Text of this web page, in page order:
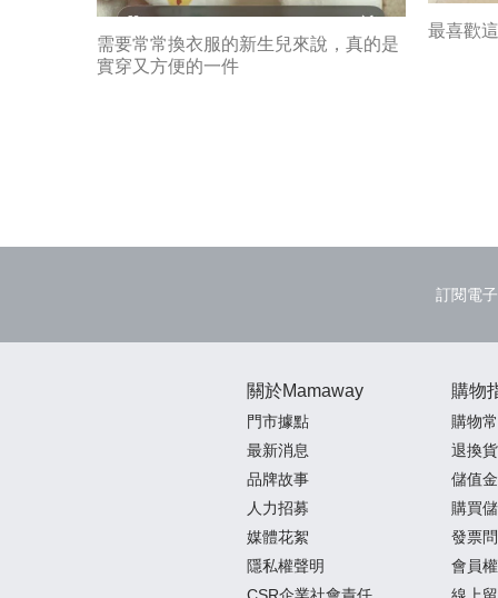
需要常常換衣服的新生兒來說，真的是
實穿又方便的一件
最喜歡
訂閱電
關於Mamaway
門市據點
最新消息
品牌故事
人力招募
媒體花絮
隱私權聲明
購物
購物
退換
儲值
購買
發票
會員